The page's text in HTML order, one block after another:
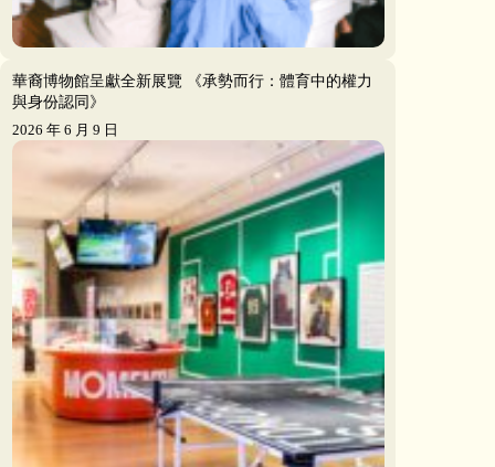
華裔博物館呈獻全新展覽 《承勢而行：體育中的權力
與身份認同》
2026 年 6 月 9 日